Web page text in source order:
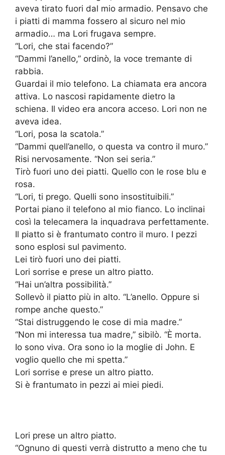
aveva tirato fuori dal mio armadio. Pensavo che
i piatti di mamma fossero al sicuro nel mio
armadio… ma Lori frugava sempre.
“Lori, che stai facendo?”
“Dammi l’anello,” ordinò, la voce tremante di
rabbia.
Guardai il mio telefono. La chiamata era ancora
attiva. Lo nascosi rapidamente dietro la
schiena. Il video era ancora acceso. Lori non ne
aveva idea.
“Lori, posa la scatola.”
“Dammi quell’anello, o questa va contro il muro.”
Risi nervosamente. “Non sei seria.”
Tirò fuori uno dei piatti. Quello con le rose blu e
rosa.
“Lori, ti prego. Quelli sono insostituibili.”
Portai piano il telefono al mio fianco. Lo inclinai
così la telecamera la inquadrava perfettamente.
Il piatto si è frantumato contro il muro. I pezzi
sono esplosi sul pavimento.
Lei tirò fuori uno dei piatti.
Lori sorrise e prese un altro piatto.
“Hai un’altra possibilità.”
Sollevò il piatto più in alto. “L’anello. Oppure si
rompe anche questo.”
“Stai distruggendo le cose di mia madre.”
“Non mi interessa tua madre,” sibilò. “È morta.
Io sono viva. Ora sono io la moglie di John. E
voglio quello che mi spetta.”
Lori sorrise e prese un altro piatto.
Si è frantumato in pezzi ai miei piedi.
Lori prese un altro piatto.
“Ognuno di questi verrà distrutto a meno che tu